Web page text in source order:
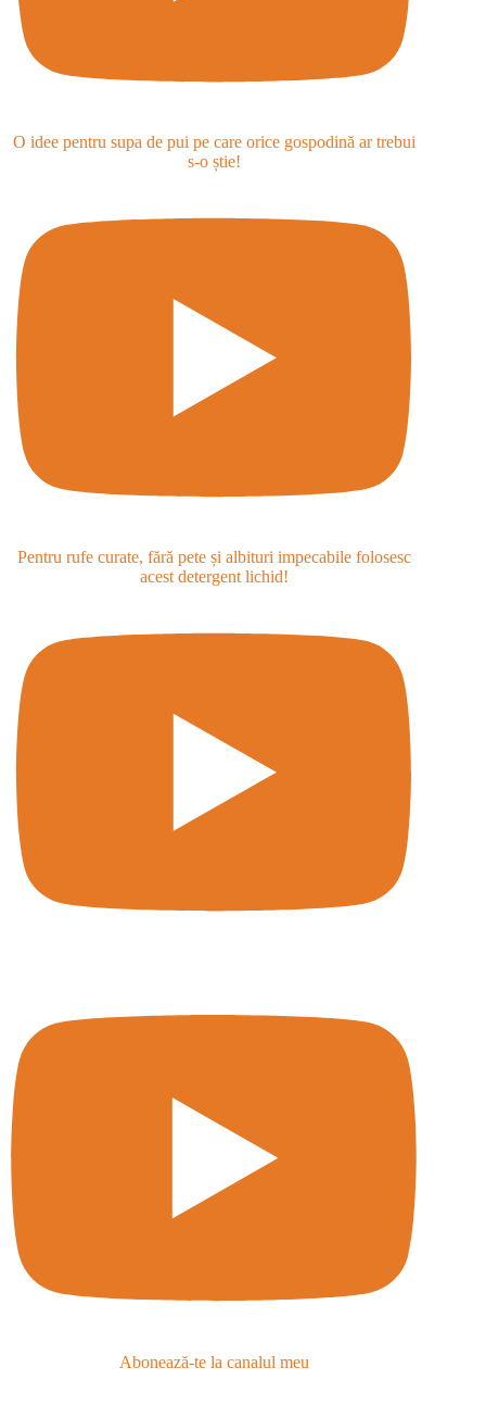
O idee pentru supa de pui pe care orice gospodină ar trebui
s-o știe!
Pentru rufe curate, fără pete și albituri impecabile folosesc
acest detergent lichid!
Abonează-te la canalul meu